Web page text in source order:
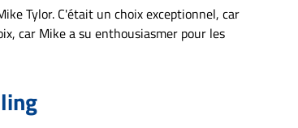
Tylor. C'était un choix exceptionnel, car
car Mike a su enthousiasmer pour les